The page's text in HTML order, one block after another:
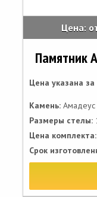
Цена:
Памятник
Цена указана
Камень: Амадеус
Размеры стелы:
Цена комплекта:
Срок